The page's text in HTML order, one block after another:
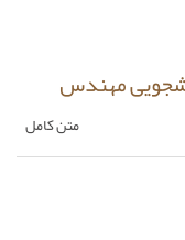
مهندس
متن کامل